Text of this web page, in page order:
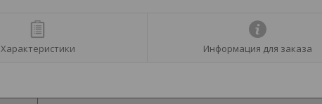
Характеристики Информация для заказа